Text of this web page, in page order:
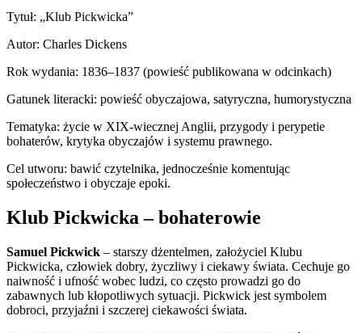
Tytuł: „Klub Pickwicka”
Autor: Charles Dickens
Rok wydania: 1836–1837 (powieść publikowana w odcinkach)
Gatunek literacki: powieść obyczajowa, satyryczna, humorystyczna
Tematyka: życie w XIX-wiecznej Anglii, przygody i perypetie
bohaterów, krytyka obyczajów i systemu prawnego.
Cel utworu: bawić czytelnika, jednocześnie komentując
społeczeństwo i obyczaje epoki.
Klub Pickwicka – bohaterowie
Samuel Pickwick – starszy dżentelmen, założyciel Klubu
Pickwicka, człowiek dobry, życzliwy i ciekawy świata. Cechuje go
naiwność i ufność wobec ludzi, co często prowadzi go do
zabawnych lub kłopotliwych sytuacji. Pickwick jest symbolem
dobroci, przyjaźni i szczerej ciekawości świata.